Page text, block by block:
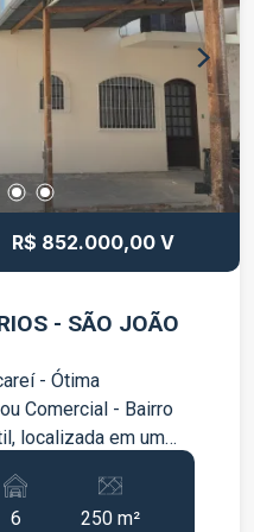
casa incrível!
R$ 852.000,00 V
- SÃO JOÃO
- Ótima
Comercial - Bairro
a combinação
imóvel tanto para
Com 89m² de
6 250 m²